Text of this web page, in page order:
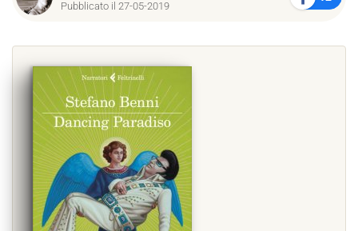
Pubblicato il 27-05-2019